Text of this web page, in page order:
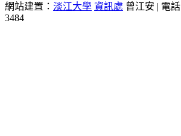
網站建置： 淡江大學 資訊處 曾江安 | 電
3484